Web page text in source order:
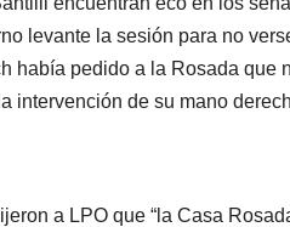
levante la sesión para no
había pedido a la Rosada que
intervención de su mano
a LPO que “la Casa